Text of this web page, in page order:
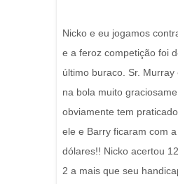
Nicko e eu jogamos
e a feroz competição foi
último buraco. Sr.
na bola muito
obviamente tem
ele e Barry ficaram com
dólares!! Nicko acertou
2 a mais que seu